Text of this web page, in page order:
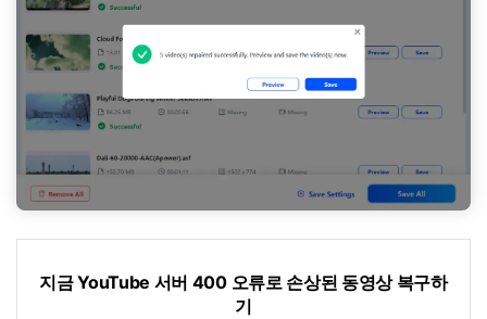
지금 YouTube 서버 400 오류로 손상된 동영상 복구하
기